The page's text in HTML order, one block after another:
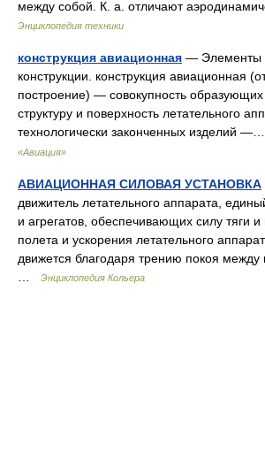
между собой. К. а. отличают
Энциклопедия техники
конструкция авиационная — Элементы
конструкции. конструкция авиационная
построение) — совокупность
структуру и поверхность летательного
технологически законченных изделий
«Авиация»
АВИАЦИОННАЯ СИЛОВАЯ УСТАНОВКА
движитель летательного аппарата,
и агрегатов, обеспечивающих силу тяги
полета и ускорения летательного
движется благодаря трению покоя между
Энциклопедия Кольера